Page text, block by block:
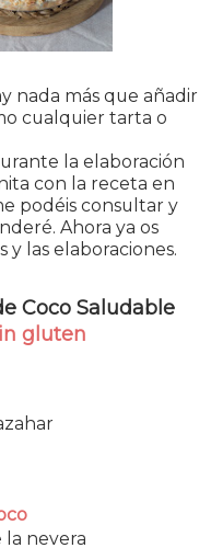
nada más que añadir
cualquier tarta o
la elaboración
con la receta en
podéis consultar y
Ahora ya os
las elaboraciones.
Coco Saludable
gluten
la nevera